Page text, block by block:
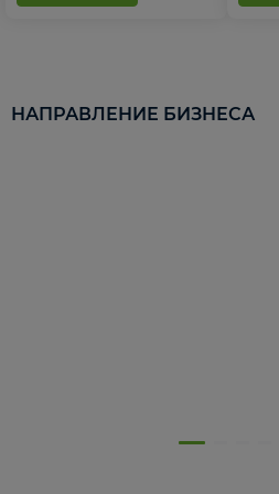
НАПРАВЛЕНИЕ БИЗНЕСА